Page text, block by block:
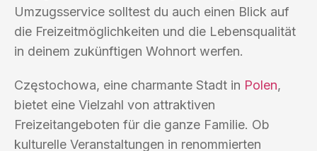
Umzugsservice solltest du auch einen Blick auf
die Freizeitmöglichkeiten und die Lebensqualität
in deinem zukünftigen Wohnort werfen.
Częstochowa, eine charmante Stadt in Polen,
bietet eine Vielzahl von attraktiven
Freizeitangeboten für die ganze Familie. Ob
kulturelle Veranstaltungen in renommierten